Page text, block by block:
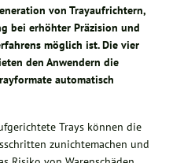
von Trayaufrichtern,
bei erhöhter Präzision und
möglich ist. Die vier
den Anwendern die
automatisch
Trays können die
zunichtemachen und